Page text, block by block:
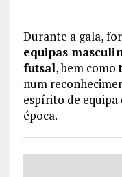
Durante a gala,
equipas
futsal, bem como
num
espírito de
época.